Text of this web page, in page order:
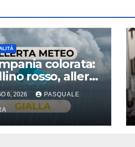
colorata:
rosso, allerta
6, 2026 PASQUALE